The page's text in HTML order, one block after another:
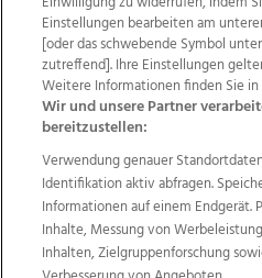
Wir über uns
Datenschutz
Impressum
AGB Website
Weitere Angebote des
TV1 di-mog-i.at
Life Radio
OÖN Karriere
OÖN Reise
Regionaljobs
Einstellungen bearbeiten am
[oder das schwebende Symbol
zutreffend]. Ihre Einstellungen
Weitere Informationen finden Sie
Wir und unsere Partner
bereitzustellen:
Verwendung genauer
Identifikation aktiv abfragen.
Informationen auf einem Endgerät.
Inhalte, Messung von
Inhalten, Zielgruppenforschung